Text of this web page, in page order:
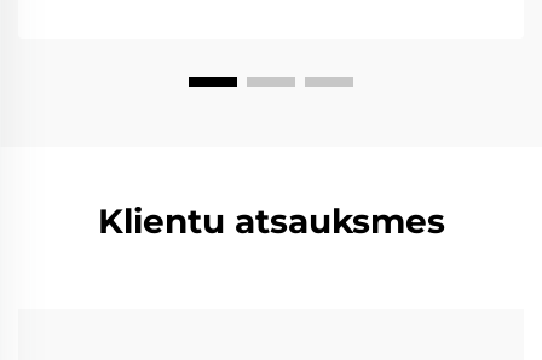
Klientu atsauksmes